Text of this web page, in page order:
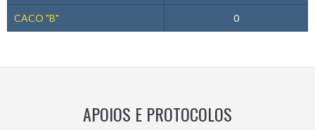
CACO "B" 0
APOIOS E PROTOCOLOS